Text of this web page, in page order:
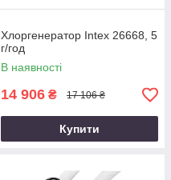
Хлоргенератор Intex 26668, 5
г/год
В наявності
14 906 ₴ 17 106 ₴
Купити